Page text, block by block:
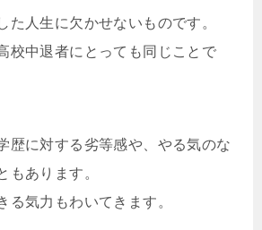
た人生に欠かせないものです。
校中退者にとっても同じことで
歴に対する劣等感や、やる気のな
もあります。
る気力もわいてきます。